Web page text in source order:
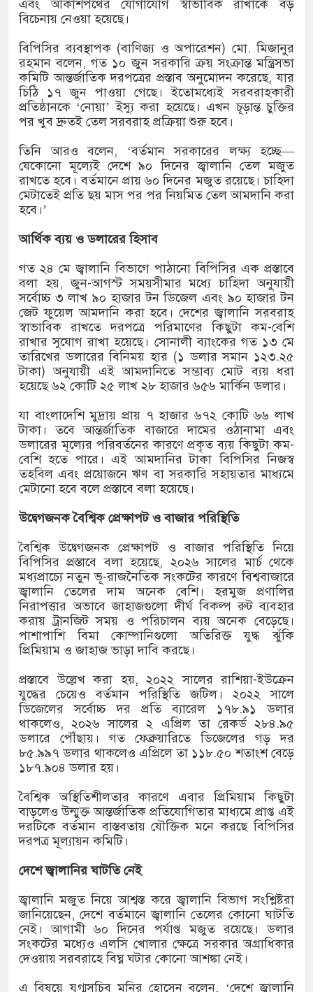
এবং আকাশপথের যোগাযোগ স্বাভাবিক রাখাকে বড়
বিচেনায় নেওয়া হয়েছে।
বিপিসির ব্যবস্থাপক (বাণিজ্য ও অপারেশন) মো. মিজানুর
রহমান বলেন, গত ১০ জুন সরকারি ক্রয় সংক্রান্ত মন্ত্রিসভা
কমিটি আন্তর্জাতিক দরপত্রের প্রস্তাব অনুমোদন করেছে, যার
চিঠি ১৭ জুন পাওয়া গেছে। ইতোমধ্যেই সরবরাহকারী
প্রতিষ্ঠানকে ‘নোয়া’ ইস্যু করা হয়েছে। এখন চূড়ান্ত চুক্তির
পর খুব দ্রুতই তেল সরবরাহ প্রক্রিয়া শুরু হবে।
তিনি আরও বলেন, ‘বর্তমান সরকারের লক্ষ্য হচ্ছে—
যেকোনো মূল্যেই দেশে ৯০ দিনের জ্বালানি তেল মজুত
রাখতে হবে। বর্তমানে প্রায় ৬০ দিনের মজুত রয়েছে। চাহিদা
মেটাতেই প্রতি ছয় মাস পর পর নিয়মিত তেল আমদানি করা
হবে।’
আর্থিক ব্যয় ও ডলারের হিসাব
গত ২৪ মে জ্বালানি বিভাগে পাঠানো বিপিসির এক প্রস্তাবে
বলা হয়, জুন-আগস্ট সময়সীমার মধ্যে চাহিদা অনুযায়ী
সর্বোচ্চ ৩ লাখ ৯০ হাজার টন ডিজেল এবং ৯০ হাজার টন
জেট ফুয়েল আমদানি করা হবে। দেশের জ্বালানি সরবরাহ
স্বাভাবিক রাখতে দরপত্রে পরিমাণের কিছুটা কম-বেশি
রাখার সুযোগ রাখা হয়েছে। সোনালী ব্যাংকের গত ১৩ মে
তারিখের ডলারের বিনিময় হার (১ ডলার সমান ১২৩.২৫
টাকা) অনুযায়ী এই আমদানিতে সম্ভাব্য মোট ব্যয় ধরা
হয়েছে ৬২ কোটি ২৫ লাখ ২৮ হাজার ৬৫৬ মার্কিন ডলার।
যা বাংলাদেশি মুদ্রায় প্রায় ৭ হাজার ৬৭২ কোটি ৬৬ লাখ
টাকা। তবে আন্তর্জাতিক বাজারে দামের ওঠানামা এবং
ডলারের মূল্যের পরিবর্তনের কারণে প্রকৃত ব্যয় কিছুটা কম-
বেশি হতে পারে। এই আমদানির টাকা বিপিসির নিজস্ব
তহবিল এবং প্রয়োজনে ঋণ বা সরকারি সহায়তার মাধ্যমে
মেটানো হবে বলে প্রস্তাবে বলা হয়েছে।
উদ্বেগজনক বৈশ্বিক প্রেক্ষাপট ও বাজার পরিস্থিতি
বৈশ্বিক উদ্বেগজনক প্রেক্ষাপট ও বাজার পরিস্থিতি নিয়ে
বিপিসির প্রস্তাবে বলা হয়েছে, ২০২৬ সালের মার্চ থেকে
মধ্যপ্রাচ্যে নতুন ভূ-রাজনৈতিক সংকটের কারণে বিশ্ববাজারে
জ্বালানি তেলের দাম অনেক বেশি। হরমুজ প্রণালির
নিরাপত্তার অভাবে জাহাজগুলো দীর্ঘ বিকল্প রুট ব্যবহার
করায় ট্রানজিট সময় ও পরিচালন ব্যয় অনেক বেড়েছে।
পাশাপাশি বিমা কোম্পানিগুলো অতিরিক্ত যুদ্ধ ঝুঁকি
প্রিমিয়াম ও জাহাজ ভাড়া দাবি করছে।
প্রস্তাবে উল্লেখ করা হয়, ২০২২ সালের রাশিয়া-ইউক্রেন
যুদ্ধের চেয়েও বর্তমান পরিস্থিতি জটিল। ২০২২ সালে
ডিজেলের সর্বোচ্চ দর প্রতি ব্যারেল ১৭৮.৯১ ডলার
থাকলেও, ২০২৬ সালের ২ এপ্রিল তা রেকর্ড ২৮৪.৯৫
ডলারে পৌঁছায়। গত ফেব্রুয়ারিতে ডিজেলের গড় দর
৮৫.৯৯৭ ডলার থাকলেও এপ্রিলে তা ১১৮.৫০ শতাংশ বেড়ে
১৮৭.৯০৪ ডলার হয়।
বৈশ্বিক অস্থিতিশীলতার কারণে এবার প্রিমিয়াম কিছুটা
বাড়লেও উন্মুক্ত আন্তর্জাতিক প্রতিযোগিতার মাধ্যমে প্রাপ্ত এই
দরটিকে বর্তমান বাস্তবতায় যৌক্তিক মনে করছে বিপিসির
দরপত্র মূল্যায়ন কমিটি।
দেশে জ্বালানির ঘাটতি নেই
জ্বালানি মজুত নিয়ে আশ্বস্ত করে জ্বালানি বিভাগ সংশ্লিষ্টরা
জানিয়েছেন, দেশে বর্তমানে জ্বালানি তেলের কোনো ঘাটতি
নেই। আগামী ৬০ দিনের পর্যাপ্ত মজুত রয়েছে। ডলার
সংকটের মধ্যেও এলসি খোলার ক্ষেত্রে সরকার অগ্রাধিকার
দেওয়ায় সরবরাহে বিঘ্ন ঘটার কোনো আশঙ্কা নেই।
এ বিষয়ে যুগ্মসচিব মনির হোসেন বলেন, ‘দেশে জ্বালানি